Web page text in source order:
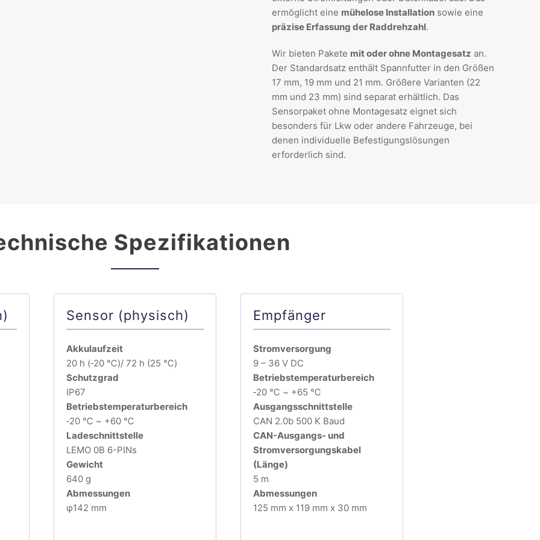
ermöglicht eine mühelose Installationsowie eine
präzise Erfassung der Raddrehzahl.
Wir bieten Pakete mit oder ohne Montagesatz an.
Der Standardsatz enthält Spannfutter in den Größen
17 mm, 19 mm und 21 mm. Größere Varianten (22
mm und 23 mm) sind separat erhältlich. Das
Sensorpaket ohne Montagesatz eignet sich
besonders für Lkw oder andere Fahrzeuge, bei
denen individuelle Befestigungslösungen
erforderlich sind.
Spezifikationen
Sensor (physisch)
Akkulaufzeit
20 h (‐20 ℃)/ 72 h (25 ℃)
Schutzgrad
IP67
Betriebstemperaturbereich
‐20 ℃ ~ +60 ℃
Ladeschnittstelle
LEMO 0B 6-PINs
Gewicht
640 g
Abmessungen
φ142 mm
Empfänger
Stromversorgung
9 – 36 V DC
Betriebstemperaturbereich
‐20 ℃ ~ +65 ℃
Ausgangsschnittstelle
CAN 2.0b 500 K Baud
CAN-Ausgangs- und
Stromversorgungskabel
(Länge)
5 m
Abmessungen
125 mm x 119 mm x 30 mm